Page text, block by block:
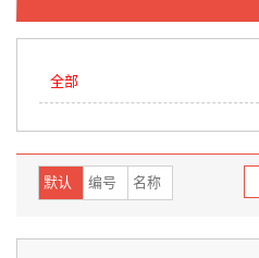
全部
默认 编号 名称